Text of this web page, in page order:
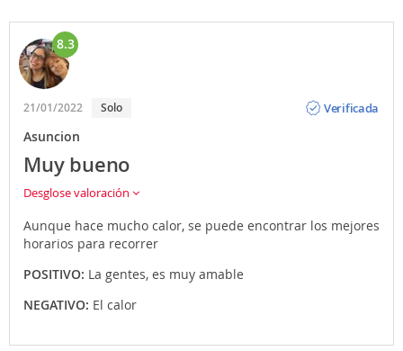
8.3
21/01/2022 Solo
Verificada
Asuncion
Muy bueno
Desglose valoración
Aunque hace mucho calor, se puede encontrar los mejores
horarios para recorrer
POSITIVO: La gentes, es muy amable
NEGATIVO: El calor